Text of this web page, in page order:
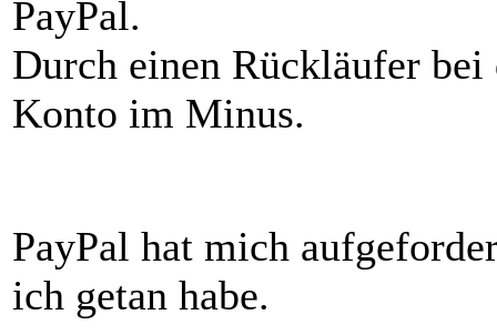
PayPal.
Durch einen Rückläufer
Konto im Minus.
PayPal hat mich
ich getan habe.